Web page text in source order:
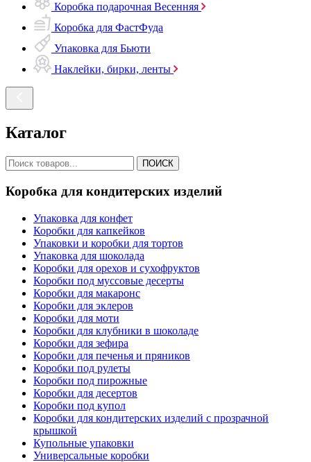
Коробка подарочная Весенняя
Коробка для ФастФуда
Упаковка для Бьюти
Наклейки, бирки, ленты
Каталог
ПОИСК
Коробка для кондитерских изделий
Упаковка для конфет
Коробки для капкейков
Упаковки и коробки для тортов
Упаковка для шоколада
Коробки для орехов и сухофруктов
Коробки под муссовые десерты
Коробки для макаронс
Коробки для эклеров
Коробки для моти
Коробки для клубники в шоколаде
Коробки для зефира
Коробки для печенья и пряников
Коробки под рулеты
Коробки под пирожные
Коробки для десертов
Коробки под купол
Коробки для кондитерских изделий с прозрачной
крышкой
Купольные упаковки
Универсальные коробки